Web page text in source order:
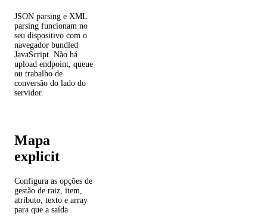
JSON parsing e XML
parsing funcionam no
seu dispositivo com o
navegador bundled
JavaScript. Não há
upload endpoint, queue
ou trabalho de
conversão do lado do
servidor.
Mapa
explicit
Configura as opções de
gestão de raiz, item,
atributo, texto e array
para que a saída